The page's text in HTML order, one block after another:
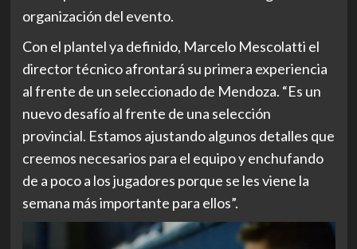
organización del evento.
Con el plantel ya definido, Marcelo Mescolatti el
director técnico afrontará su primera experiencia
al frente de un seleccionado de Mendoza. “Es un
nuevo desafío al frente de una selección
provincial. Estamos ajustando algunos detalles que
creemos necesarios para el equipo y enchufando
de a poco a los jugadores porque se les viene la
semana más importante para ellos”.